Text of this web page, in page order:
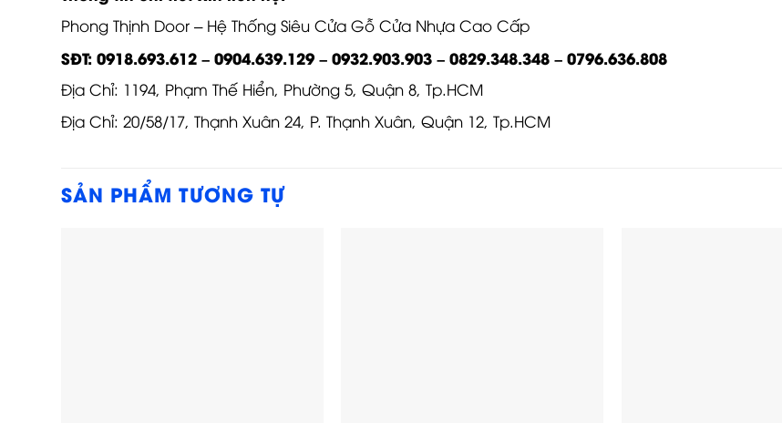
Phong Thịnh Door – Hệ Thống Siêu Cửa Gỗ Cửa Nhựa Cao Cấp
SĐT: 0918.693.612 – 0904.639.129 – 0932.903.903 – 0829.348.348 – 0796.636.808
Địa Chỉ: 1194, Phạm Thế Hiển, Phường 5, Quận 8, Tp.HCM
Địa Chỉ: 20/58/17, Thạnh Xuân 24, P. Thạnh Xuân, Quận 12, Tp.HCM
SẢN PHẨM TƯƠNG TỰ